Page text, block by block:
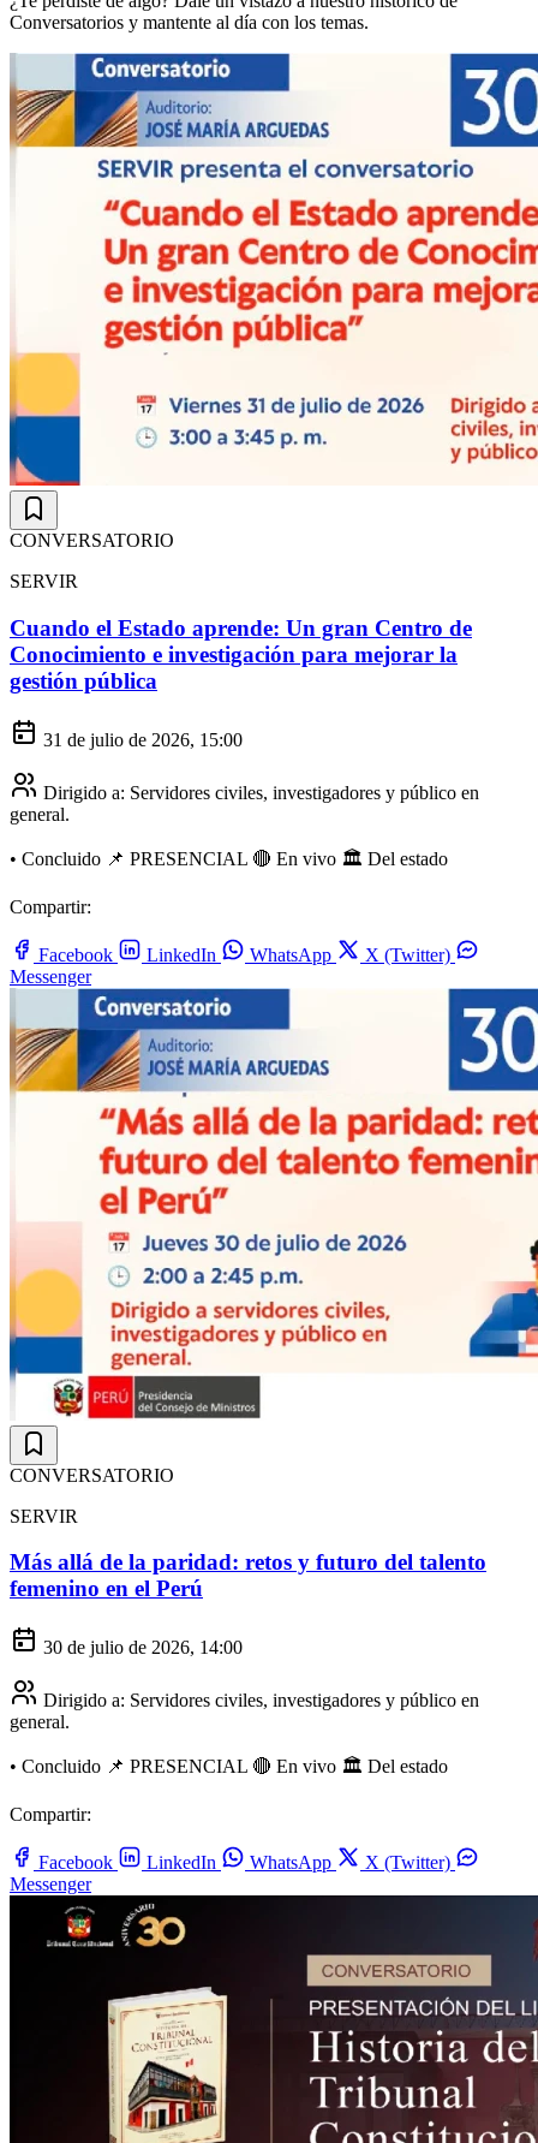
Conversatorios y mantente al día con los temas.
CONVERSATORIO
SERVIR
Cuando el Estado aprende: Un gran Centro de
Conocimiento e investigación para mejorar la
gestión pública
31 de julio de 2026, 15:00
Dirigido a: Servidores civiles, investigadores y público en
general.
• Concluido 📌 PRESENCIAL 🔴 En vivo 🏛️ Del estado
Compartir:
Facebook LinkedIn WhatsApp
X (Twitter)
Messenger
CONVERSATORIO
SERVIR
Más allá de la paridad: retos y futuro del talento
femenino en el Perú
30 de julio de 2026, 14:00
Dirigido a: Servidores civiles, investigadores y público en
general.
• Concluido 📌 PRESENCIAL 🔴 En vivo 🏛️ Del estado
Compartir:
Facebook LinkedIn WhatsApp
X (Twitter)
Messenger